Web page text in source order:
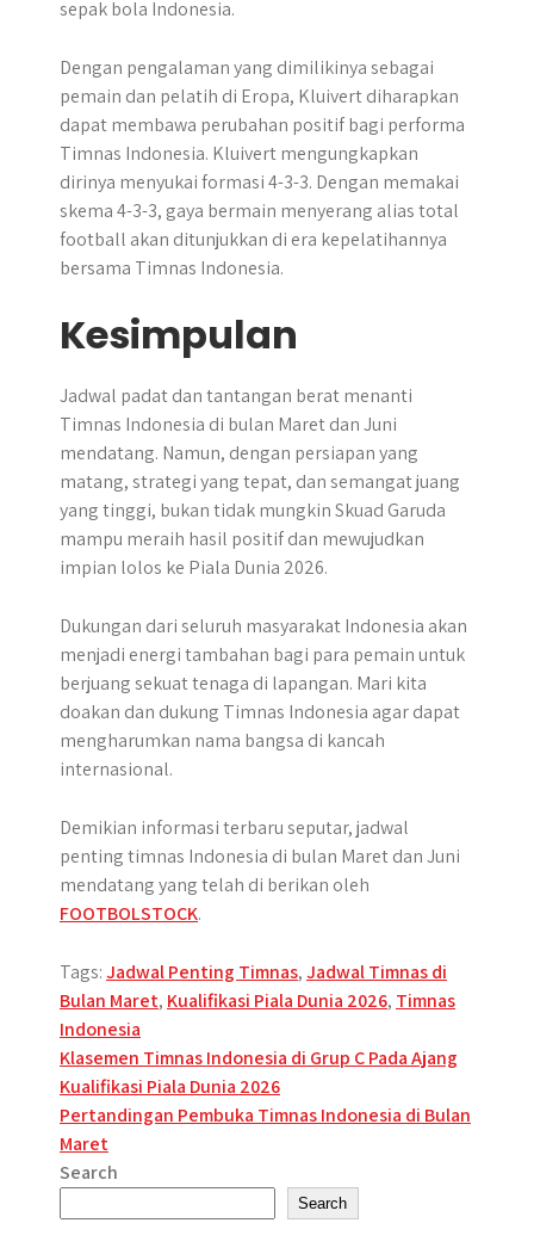
sepak bola Indonesia.
Dengan pengalaman yang dimilikinya sebagai
pemain dan pelatih di Eropa, Kluivert diharapkan
dapat membawa perubahan positif bagi performa
Timnas Indonesia. Kluivert mengungkapkan
dirinya menyukai formasi 4-3-3. Dengan memakai
skema 4-3-3, gaya bermain menyerang alias total
football akan ditunjukkan di era kepelatihannya
bersama Timnas Indonesia.
Kesimpulan
Jadwal padat dan tantangan berat menanti
Timnas Indonesia di bulan Maret dan Juni
mendatang. ​Namun, dengan persiapan yang
matang, strategi yang tepat, dan semangat juang
yang tinggi, bukan tidak mungkin Skuad Garuda
mampu meraih hasil positif dan mewujudkan
impian lolos ke Piala Dunia 2026.
Dukungan dari seluruh masyarakat Indonesia akan
menjadi energi tambahan bagi para pemain untuk
berjuang sekuat tenaga di lapangan. Mari kita
doakan dan dukung Timnas Indonesia agar dapat
mengharumkan nama bangsa di kancah
internasional.
Demikian informasi terbaru seputar, jadwal
penting timnas Indonesia di bulan Maret dan Juni
mendatang yang telah di berikan oleh
FOOTBOLSTOCK.
Tags:Jadwal Penting Timnas,Jadwal Timnas di
Bulan Maret, Kualifikasi Piala Dunia 2026, Timnas
Indonesia
Post
navigation
Klasemen Timnas Indonesia di Grup C Pada Ajang
Kualifikasi Piala Dunia 2026
Pertandingan Pembuka Timnas Indonesia di Bulan
Maret
Search
Search